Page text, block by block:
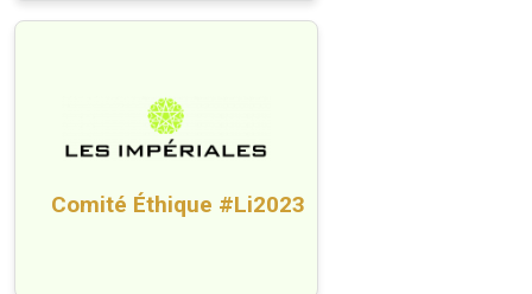
Comité Éthique #Li2023